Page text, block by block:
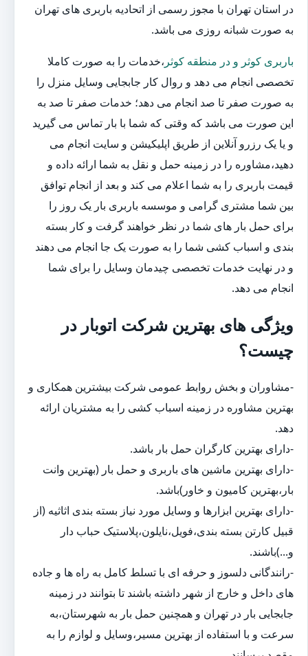
در استان تهران با مجوز رسمی از اتحادیه باربری های تهران
به صورت شبانه روزی می باشد.
باربری کوثر و در منطقه کوثر ،خدمات را به صورت کاملا
تخصصی انجام می دهد و روال کار جابجایی وسایل منزل را
به صورت صفر تا صد انجام می دهد؛ خدمات صفر تا صد به
این صورت می باشد که وقتی که شما با بار تماس می گیرید
و یا یک رزرو آنلاین از طریق اپلیکیشن و سایت انجام می
دهید،مشاوره را در زمینه حمل و نقل به شما ارائه داده و
قیمت باربری را به شما اعلام می کند و بعد از انجام توافق
بین شما مشتری گرامی و موسسه باربری بار یک روز را
برای حمل بار های شما در نظر خواهند گرفت و کار بسته
بندی و اسباب کشی شما را به صورت یک جا انجام می دهند
و در نهایت خدمات تخصصی چیدمان وسایل را برای شما
انجام می دهد.
ویژگی های بهترین شرکت اتوبار در
چیست؟
-مشاوران و بخش روابط عمومی شرکت بیشترین همکاری و
بهترین مشاوره در زمینه اسباب کشی را به مشتریان ارائه
دهد.
-دارای بهترین کارگران حمل بار باشد.
-دارای بهترین ماشین های باربری و حمل بار (بهترین وانت
بار،بهترین کامیون و خاور)باشد.
-دارای بهترین ابزارها و وسایل مورد نیاز بسته بندی اثاثیه (از
قبیل کارتن بسته بندی،فویل،نایلون،پلاستیک حباب دار
و...)باشند.
-رانندگانی دلسوز و حرفه ای با تسلط کامل به راه ها و جاده
های داخل و خارج از شهر داشته باشند تا بتوانند در زمینه
جابجایی بار در تهران و همچنین حمل بار به شهرستان،به
سرعت و با استفاده از بهترین مسیر،وسایل و لوازم را به